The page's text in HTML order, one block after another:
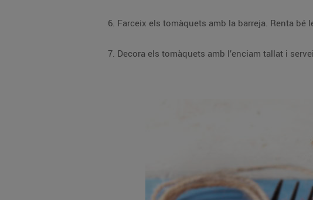
Decora els tomàquets amb l’enciam tallat i